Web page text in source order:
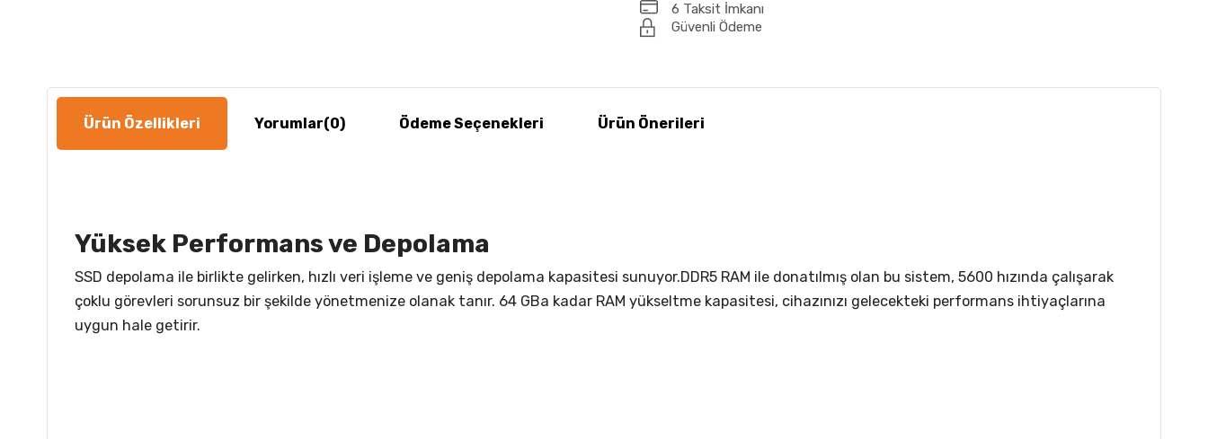
6 Taksit İmkanı
Güvenli Ödeme
Ürün Özellikleri Yorumlar(0) Ödeme Seçenekleri Ürün Önerileri
Yüksek Performans ve Depolama
SSD depolama ile birlikte gelirken, hızlı veri işleme ve geniş depolama kapasitesi sunuyor.DDR5 RAM ile donatılmış olan bu sistem, 5600 hızında çalışarak
çoklu görevleri sorunsuz bir şekilde yönetmenize olanak tanır. 64 GBa kadar RAM yükseltme kapasitesi, cihazınızı gelecekteki performans ihtiyaçlarına
uygun hale getirir.